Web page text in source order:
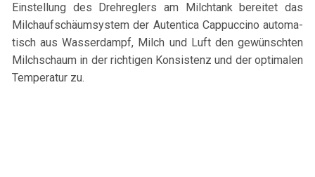
Ein­stel­lung des Drehre­glers am Milch­tank bere­itet das
Milchauf­schäum­sys­tem der Aut­en­tica Cap­puc­cino automa­
tisch aus Wasser­dampf, Milch und Luft den gewün­schten
Milch­schaum in der richti­gen Kon­sis­tenz und der opti­malen
Tem­per­atur zu.